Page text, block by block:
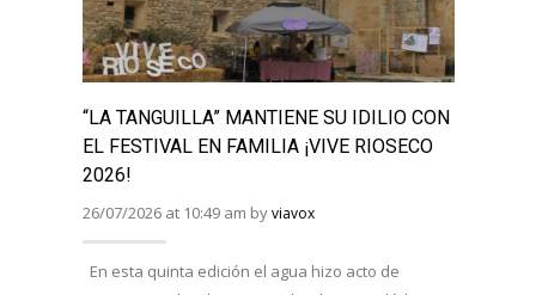
“LA TANGUILLA” MANTIENE SU IDILIO CON
EL FESTIVAL EN FAMILIA ¡VIVE RIOSECO
2026!
26/07/2026 at 10:49 am byviavox
En esta quinta edición el agua hizo acto de